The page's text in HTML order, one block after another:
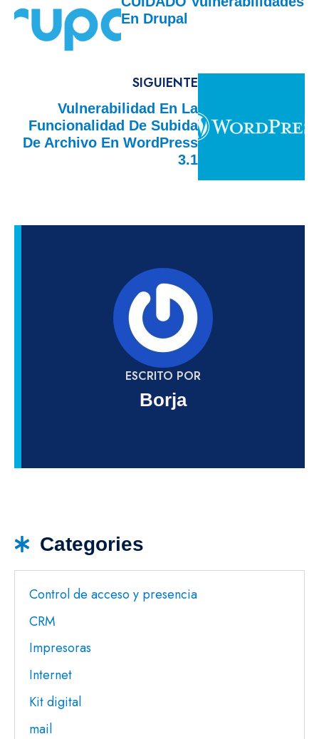
En Drupal
SIGUIENTE
Vulnerabilidad En La
Funcionalidad De Subida
De Archivo En WordPress
3.1
ESCRITO POR
Borja
Categories
Control de acceso y presencia
CRM
Impresoras
Internet
Kit digital
mail